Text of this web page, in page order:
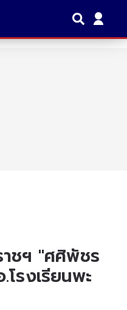
าชฯ "ศศิพัชร
รงเรียนพะ